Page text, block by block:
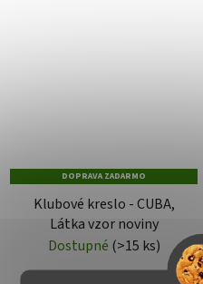
DOPRAVA ZADARMO
Klubové kreslo - CUBA,
Látka vzor noviny
Dostupné (>15 ks)